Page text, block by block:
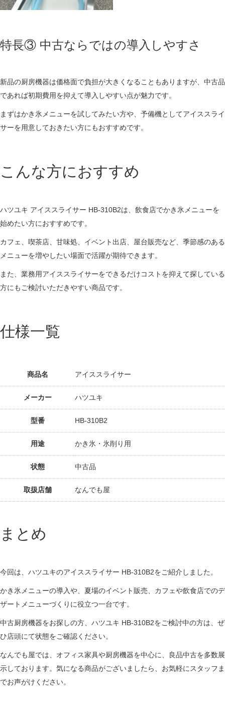
特長③ 中古ならではの導入しやすさ
新品の厨房機器は価格面で負担が大きくなることもありますが、中古品
であれば初期費用を抑えて導入しやすい点が魅力です。
まずはかき氷メニューを試してみたい方や、予備機としてアイススライ
サーを用意しておきたい方にもおすすめです。
こんな方におすすめ
ハツユキ アイススライサー HB-310B2は、飲食店でかき氷メニューを
始めたい方におすすめです。
カフェ、喫茶店、甘味処、イベント出店、屋台販売など、季節感のある
メニューを増やしたい場面で活躍が期待できます。
また、業務用アイススライサーをできるだけコストを抑えて探している
方にもご検討いただきやすい商品です。
仕様一覧
商品名 アイススライサー
メーカー ハツユキ
型番 HB-310B2
用途 かき氷・氷削り用
状態 中古品
取扱店舗 なんでも屋
まとめ
今回は、ハツユキのアイススライサー HB-310B2をご紹介しました。
かき氷メニューの導入や、夏場のイベント販売、カフェや飲食店でのデ
ザートメニューづくりに役立つ一台です。
中古厨房機器をお探しの方、ハツユキ HB-310B2をご検討中の方は、ぜ
ひ店頭にて状態をご確認ください。
なんでも屋では、オフィス家具や厨房機器を中心に、良品中古を多数展
示しております。気になる商品がございましたら、お気軽にスタッフま
でお声がけください。